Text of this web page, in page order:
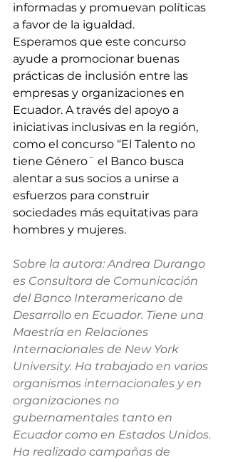
informadas y promuevan políticas
a favor de la igualdad.
Esperamos que este concurso
ayude a promocionar buenas
prácticas de inclusión entre las
empresas y organizaciones en
Ecuador. A través del apoyo a
iniciativas inclusivas en la región,
como el concurso “El Talento no
tiene Género¨ el Banco busca
alentar a sus socios a unirse a
esfuerzos para construir
sociedades más equitativas para
hombres y mujeres.
Sobre la autora: Andrea Durango
es Consultora de Comunicación
del Banco Interamericano de
Desarrollo en Ecuador. Tiene una
Maestría en Relaciones
Internacionales de New York
University. Ha trabajado en varios
organismos internacionales y en
organizaciones no
gubernamentales tanto en
Ecuador como en Estados Unidos.
Ha realizado campañas de